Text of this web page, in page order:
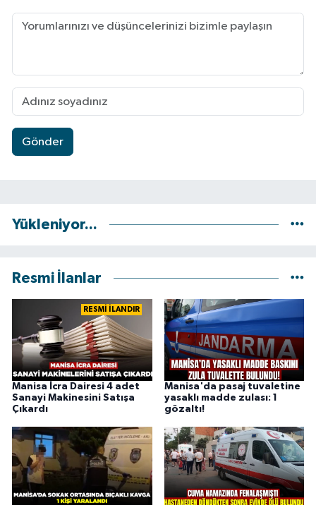
Gönder
Yükleniyor...
Resmi İlanlar
RESMİ İLANDIR
Manisa İcra Dairesi 4 adet
Sanayi Makinesini Satışa
Çıkardı
Manisa'da pasaj tuvaletine
yasaklı madde zulası: 1
gözaltı!